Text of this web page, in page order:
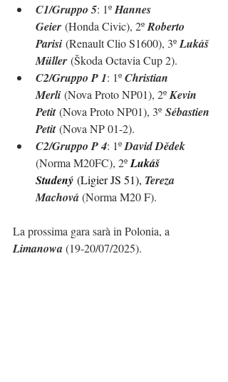
C1/Gruppo 5: 1º Hannes
Geier (Honda Civic), 2º Roberto
Parisi (Renault Clio S1600), 3º Lukáš
Müller (Škoda Octavia Cup 2).
C2/Gruppo P 1: 1º Christian
Merli (Nova Proto NP01), 2º Kevin
Petit (Nova Proto NP01), 3º Sébastien
Petit (Nova NP 01-2).
C2/Gruppo P 4: 1º David Dědek
(Norma M20FC), 2º Lukáš
Studený (Ligier JS 51), Tereza
Machová (Norma M20 F).
La prossima gara sarà in Polonia, a
Limanowa (19-20/07/2025).